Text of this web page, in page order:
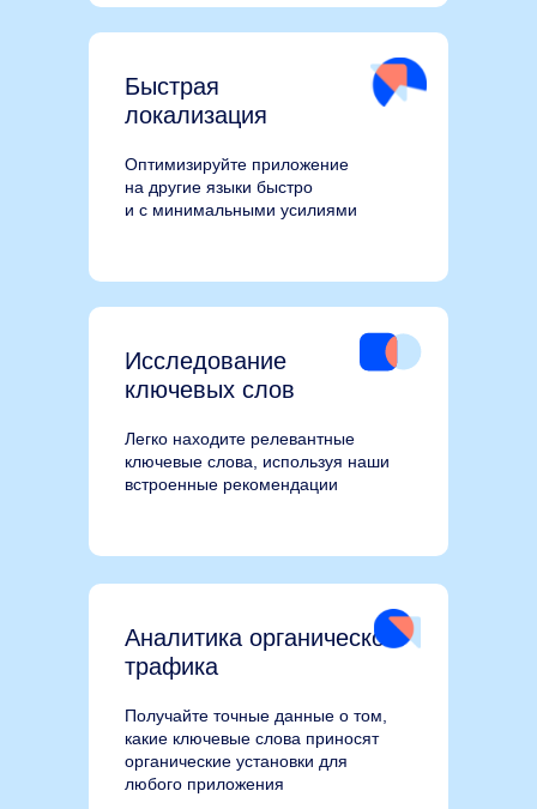
Быстрая
локализация
Оптимизируйте приложение
на другие языки быстро
и с минимальными усилиями
Исследование
ключевых слов
Легко находите релевантные
ключевые слова, используя наши
встроенные рекомендации
Аналитика органического
трафика
Получайте точные данные о том,
какие ключевые слова приносят
органические установки для
любого приложения